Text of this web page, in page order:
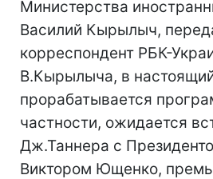
Министерства
Василий Кырылыч,
корреспондент РБК-
В.Кырылыча, в
прорабатывается
частности, ожидается
Дж.Таннера с
Виктором Ющенко,